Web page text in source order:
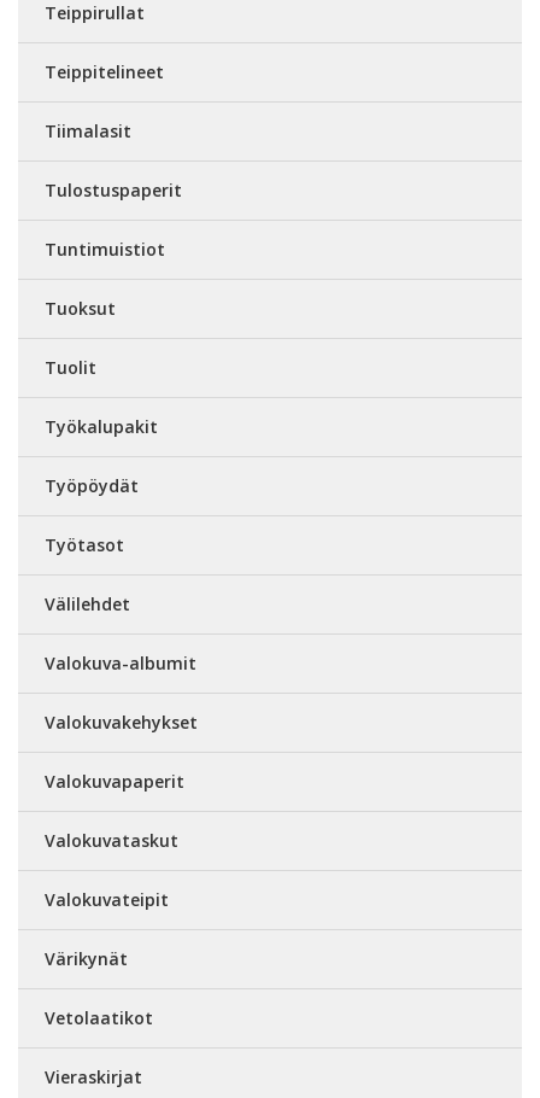
Teippirullat
Teippitelineet
Tiimalasit
Tulostuspaperit
Tuntimuistiot
Tuoksut
Tuolit
Työkalupakit
Työpöydät
Työtasot
Välilehdet
Valokuva-albumit
Valokuvakehykset
Valokuvapaperit
Valokuvataskut
Valokuvateipit
Värikynät
Vetolaatikot
Vieraskirjat